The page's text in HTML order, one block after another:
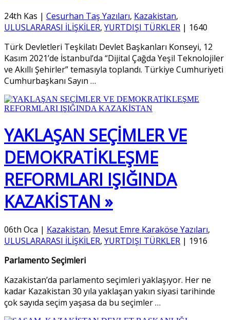
24th Kas | Cesurhan Taş Yazıları, Kazakistan,
ULUSLARARASI İLİŞKİLER, YURTDIŞI TÜRKLER | 1640
Türk Devletleri Teşkilatı Devlet Başkanları Konseyi, 12
Kasım 2021’de İstanbul’da “Dijital Çağda Yeşil Teknolojiler
ve Akıllı Şehirler” temasıyla toplandı. Türkiye Cumhuriyeti
Cumhurbaşkanı Sayın …
YAKLAŞAN SEÇİMLER VE
DEMOKRATİKLEŞME
REFORMLARI IŞIĞINDA
KAZAKİSTAN »
06th Oca | Kazakistan, Mesut Emre Karaköse Yazıları,
ULUSLARARASI İLİŞKİLER, YURTDIŞI TÜRKLER | 1916
Parlamento Seçimleri
Kazakistan’da parlamento seçimleri yaklaşıyor. Her ne
kadar Kazakistan 30 yıla yaklaşan yakın siyasi tarihinde
çok sayıda seçim yaşasa da bu seçimler…